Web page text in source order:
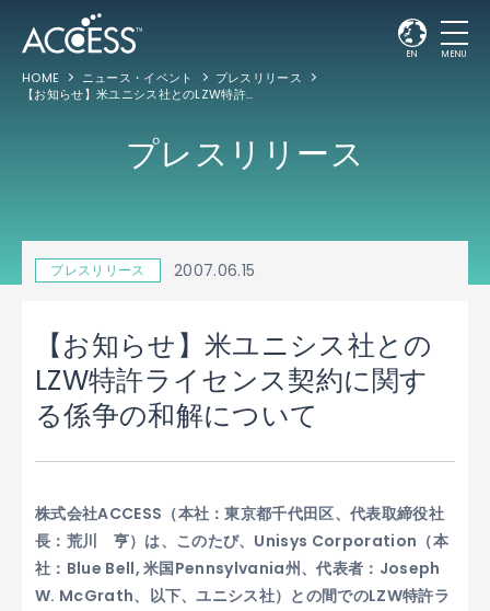
EN MENU
HOME ニュース・イベント
プレスリリース
【お知らせ】米ユニシス社とのLZW特許ライセンス契約に関する係争の和解について
プレスリリース
プレスリリース 2007.06.15
【お知らせ】米ユニシス社との
LZW特許ライセンス契約に関す
る係争の和解について
株式会社ACCESS（本社：東京都千代田区、代表取締役社
長：荒川 亨）は、このたび、Unisys Corporation（本
社：Blue Bell, 米国Pennsylvania州、代表者：Joseph
W. McGrath、以下、ユニシス社）との間でのLZW特許ラ